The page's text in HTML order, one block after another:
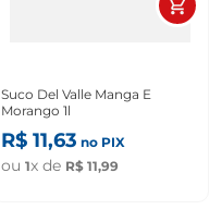
Suco Del Valle Manga E
Morango 1l
R$ 11,63 no PIX
ou 1x de R$ 11,99